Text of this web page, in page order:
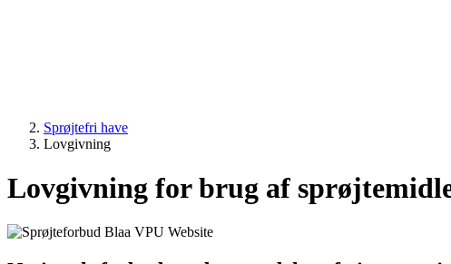
Sprøjtefri have
Lovgivning
Lovgivning for brug af